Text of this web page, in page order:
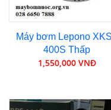
Máy bơm Lepono
400S Thấp
1,550,000 VNĐ